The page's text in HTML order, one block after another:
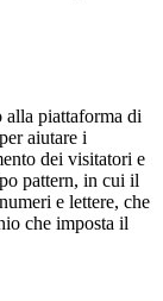
alla piattaforma di
aiutare i
dei visitatori e
pattern, in cui il
e lettere, che
che imposta il